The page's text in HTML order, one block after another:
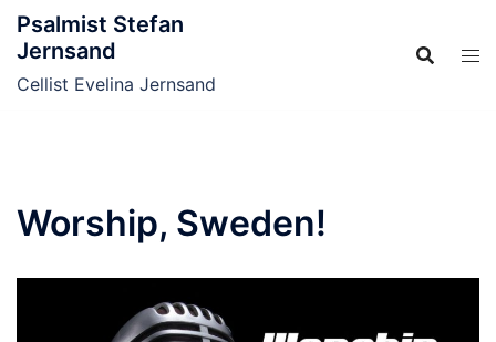
Hoppa
Psalmist Stefan
Jernsand
Cellist Evelina Jernsand
Worship, Sweden!